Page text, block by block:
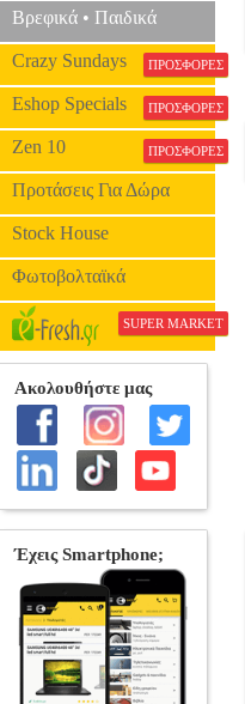
Βρεφικά • Παιδικά
Crazy Sundays ΠΡΟΣΦΟΡΕΣ
Eshop Specials ΠΡΟΣΦΟΡΕΣ
Zen 10 ΠΡΟΣΦΟΡΕΣ
Προτάσεις Για Δώρα
Stock House
Φωτοβολταϊκά
SUPER MARKET